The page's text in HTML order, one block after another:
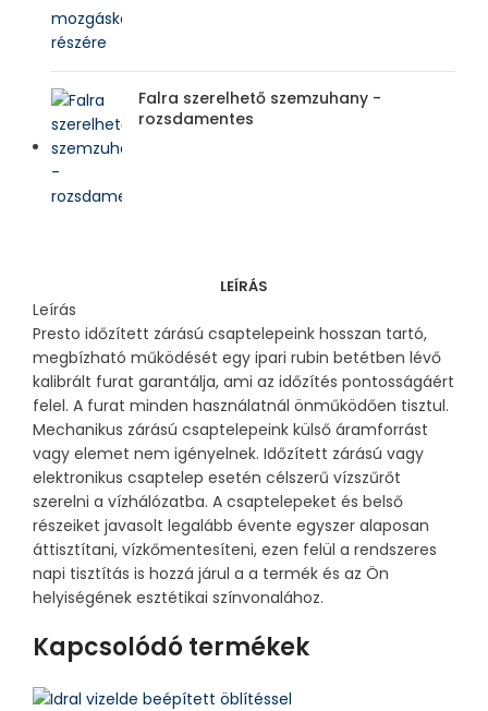
Falra szerelhető szemzuhany -
rozsdamentes
LEÍRÁS
Leírás
Presto időzített zárású csaptelepeink hosszan tartó,
megbízható működését egy ipari rubin betétben lévő
kalibrált furat garantálja, ami az időzítés pontosságáért
felel. A furat minden használatnál önműködően tisztul.
Mechanikus zárású csaptelepeink külső áramforrást
vagy elemet nem igényelnek. Időzített zárású vagy
elektronikus csaptelep esetén célszerű vízszűrőt
szerelni a vízhálózatba. A csaptelepeket és belső
részeiket javasolt legalább évente egyszer alaposan
áttisztítani, vízkőmentesíteni, ezen felül a rendszeres
napi tisztítás is hozzá járul a a termék és az Ön
helyiségének esztétikai színvonalához.
Kapcsolódó termékek